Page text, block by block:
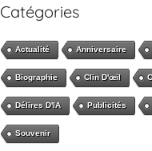
Catégories
Actualité Anniversaire
Biographie Clin D'œil
Délires D'IA Publicités
Souvenir